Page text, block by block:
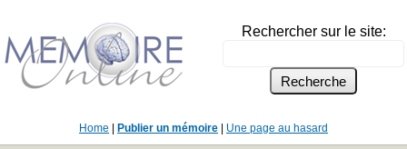
Rechercher sur le site:
Home Publier un mémoire Une page au hasard